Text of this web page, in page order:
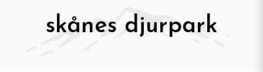
skånes djurpark